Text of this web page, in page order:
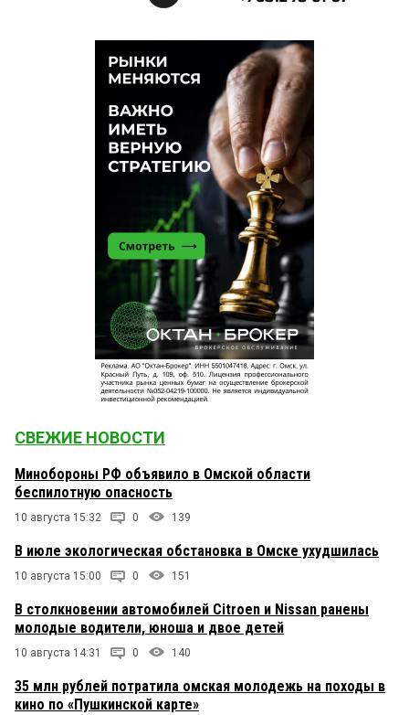
СВЕЖИЕ НОВОСТИ
Минобороны РФ объявило в Омской области
беспилотную опасность
10 августа 15:32 0 139
В июле экологическая обстановка в Омске ухудшилась
10 августа 15:00 0 151
В столкновении автомобилей Citroen и Nissan ранены
молодые водители, юноша и двое детей
10 августа 14:31 0 140
35 млн рублей потратила омская молодежь на походы в
кино по «Пушкинской карте»